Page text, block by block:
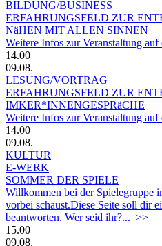
BILDUNG/BUSINESS
ERFAHRUNGSFELD ZUR
NäHEN MIT ALLEN SINNEN
Weitere Infos zur Veranstaltung
14.00
09.08.
LESUNG/VORTRAG
ERFAHRUNGSFELD ZUR
IMKER*INNENGESPRäCHE
Weitere Infos zur Veranstaltung
14.00
09.08.
KULTUR
E-WERK
SOMMER DER SPIELE
Willkommen bei der Spielegruppe
vorbei schaust.Diese Seite soll dir
beantworten. Wer seid ihr?... >>
15.00
09.08.